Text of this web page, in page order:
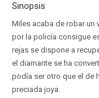
Sinopsis
Miles acaba de robar un
por la policía consigue
rejas se dispone a
el diamante se ha
podía ser otro que el de
preciada joya.